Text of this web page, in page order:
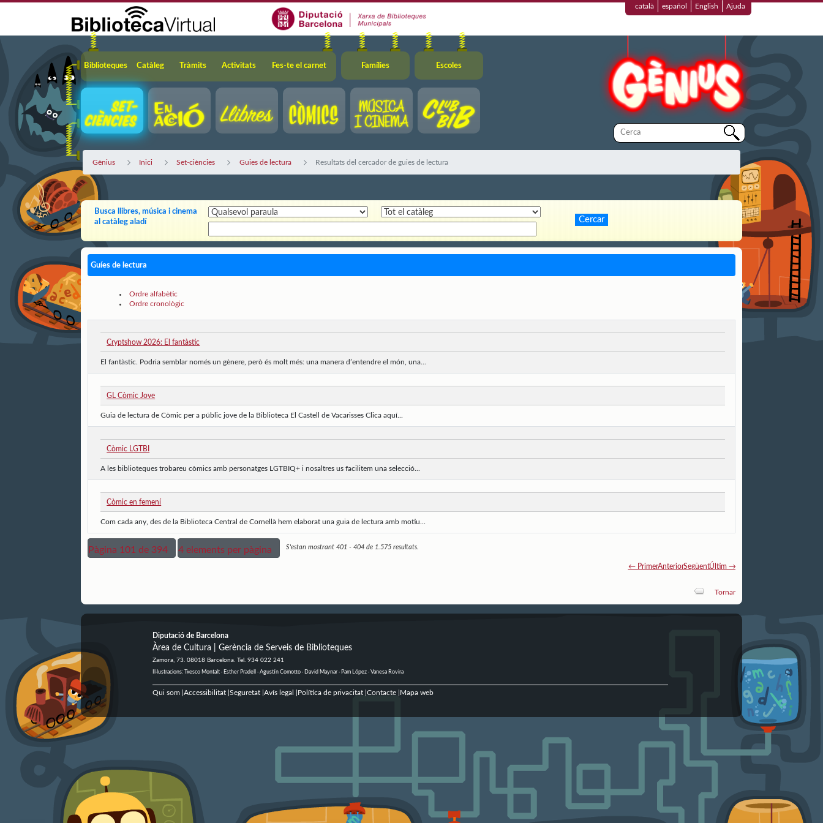
català español English Ajuda
Navegació
Biblioteques Catàleg Tràmits Activitats Fes-te el carnet Famílies Escoles
Gènius Inici Set-ciències Guies de lectura Resultats del cercador de guies de lectura
Busca llibres, música i cinema
al catàleg aladí
Guíes de lectura
Ordre alfabètic
Ordre cronològic
Cryptshow 2026: El fantàstic
El fantàstic. Podria semblar només un gènere, però és molt més: una manera d’entendre el món, una...
GL Còmic Jove
Guia de lectura de Còmic per a públic jove de la Biblioteca El Castell de Vacarisses Clica aquí...
Còmic LGTBI
A les biblioteques trobareu còmics amb personatges LGTBIQ+ i nosaltres us facilitem una selecció...
Còmic en femení
Com cada any, des de la Biblioteca Central de Cornellà hem elaborat una guia de lectura amb motiu...
Pàgina 101 de 394 4 elements per pàgina S'estan mostrant 401 - 404 de 1.575 resultats.
← PrimerAnteriorSegüentÚltim →
Tornar
Diputació de Barcelona
Àrea de Cultura | Gerència de Serveis de Biblioteques
Zamora, 73. 08018 Barcelona. Tel. 934 022 241
Il·lustracions: Txesco Montalt · Esther Pradell · Agustín Comotto · David Maynar · Pam López · Vanesa Rovira
Qui som Accessibilitat| Seguretat| Avís legal Política de privacitat| Contacte| Mapa web